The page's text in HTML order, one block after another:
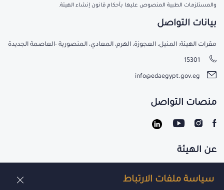
سياسة ملفات الارتباط
والمستلزمات الطبية المنصوص عليها بأحكام قانون إنشاء الهيئة.
عن الهيئة
بيانات التواصل
مقرات الهيئة: المنيل، العجوزة، الهرم، المعادي، المنصورية -العاصمة الجديدة
15301
info@edaegypt.gov.eg
منصات التواصل